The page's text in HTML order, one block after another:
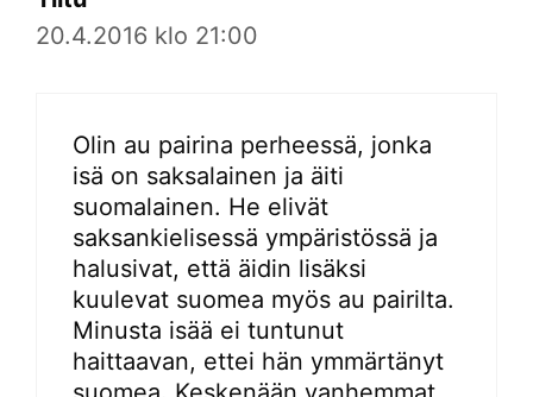
20.4.2016 klo 21:00
Olin au pairina perheessä, jonka
isä on saksalainen ja äiti
suomalainen. He elivät
saksankielisessä ympäristössä ja
halusivat, että äidin lisäksi
kuulevat suomea myös au pairilta.
Minusta isää ei tuntunut
haittaavan, ettei hän ymmärtänyt